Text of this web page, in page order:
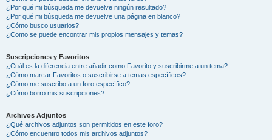
¿Por qué mi búsqueda me devuelve ningún resultado?
¿Por qué mi búsqueda me devuelve una página en blanco?
¿Cómo busco usuarios?
¿Como se puede encontrar mis propios mensajes y temas?
Suscripciones y Favoritos
¿Cuál es la diferencia entre añadir como Favorito y suscribirme a un tema?
¿Cómo marcar Favoritos o suscribirse a temas específicos?
¿Cómo me suscribo a un foro específico?
¿Cómo borro mis suscripciones?
Archivos Adjuntos
¿Qué archivos adjuntos son permitidos en este foro?
¿Cómo encuentro todos mis archivos adjuntos?